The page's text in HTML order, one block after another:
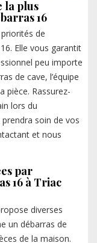
la plus
16
de
Elle vous garantit
peu importe
de cave, l’équipe
pièce. Rassurez-
lors du
soin de vos
et nous
par
16 à Triac
diverses
un débarras de
de la maison.